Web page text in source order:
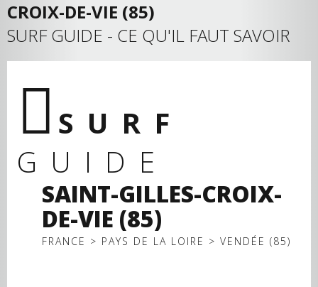
CROIX-DE-VIE (85)
SURF GUIDE - CE QU'IL FAUT SAVOIR
SURF
GUIDE
SAINT-GILLES-CROIX-
DE-VIE (85)
FRANCE > PAYS DE LA LOIRE > VENDÉE (85)